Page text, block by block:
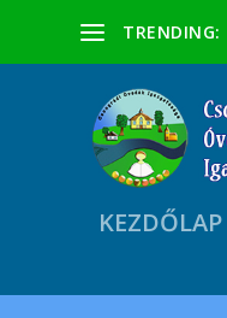
TRENDING:
KEZDŐLAP